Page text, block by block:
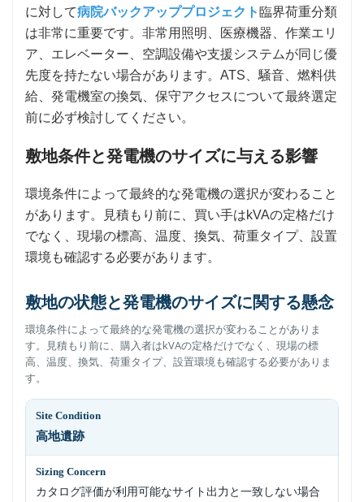
に対して病院バックアッププロジェクト 臨界荷重分類
は非常に重要です。非常用照明、医療機器、作業エリ
ア、エレベーター、空調設備や支援システムが同じ優
先度を持たない場合があります。ATS、騒音、燃料供
給、発電機室の換気、保守アクセスについて最終選定
前に必ず検討してください。
敷地条件と発電機のサイズに与える影響
環境条件によって最終的な発電機の選択が変わること
があります。見積もり前に、買い手はkVAの定格だけ
でなく、現場の標高、温度、換気、荷重タイプ、設置
環境も確認する必要があります。
敷地の状態と発電機のサイズに関する懸念
環境条件によって最終的な発電機の選択が変わることがありま
す。見積もり前に、購入者はkVAの定格だけでなく、現場の標
高、温度、換気、荷重タイプ、設置環境も確認する必要がありま
す。
高地遺跡
カタログ評価が利用可能なサイト出力と一致しない場合